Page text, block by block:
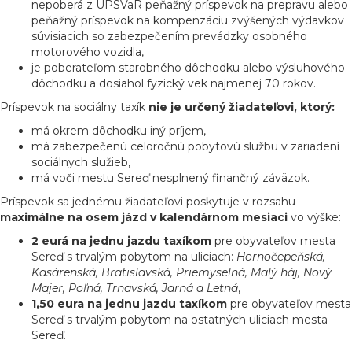
nepoberá z ÚPSVaR peňažný príspevok na prepravu alebo
peňažný príspevok na kompenzáciu zvýšených výdavkov
súvisiacich so zabezpečením prevádzky osobného
motorového vozidla,
je poberateľom starobného dôchodku alebo výsluhového
dôchodku a dosiahol fyzický vek najmenej 70 rokov.
Príspevok na sociálny taxík nie je určený žiadateľovi, ktorý:
má okrem dôchodku iný príjem,
má zabezpečenú celoročnú pobytovú službu v zariadení
sociálnych služieb,
má voči mestu Sereď nesplnený finančný záväzok.
Príspevok sa jednému žiadateľovi poskytuje v rozsahu
maximálne na osem jázd v kalendárnom mesiaci vo výške:
2 eurá na jednu jazdu taxíkom pre obyvateľov mesta
Sereď s trvalým pobytom na uliciach: Hornočepeňská,
Kasárenská, Bratislavská, Priemyselná, Malý háj, Nový
Majer, Poľná, Trnavská, Jarná a Letná,
1,50 eura na jednu jazdu taxíkom pre obyvateľov mesta
Sereď s trvalým pobytom na ostatných uliciach mesta
Sereď.